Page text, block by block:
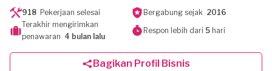
918 Pekerjaan selesai Bergabung sejak 2016
Terakhir mengirimkan
penawaran 4 bulan lalu
Respon lebih dari 5hari
Bagikan Profil Bisnis